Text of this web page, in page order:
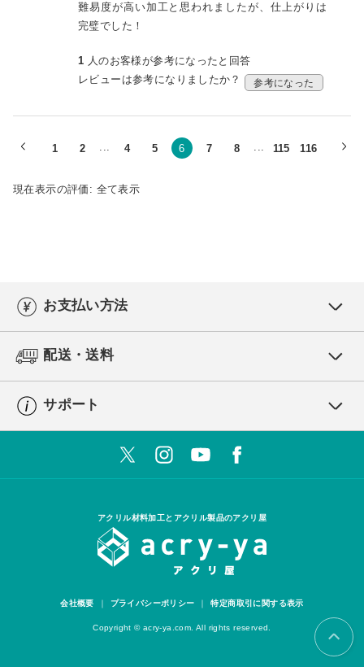
難易度が高い加工と思われましたが、仕上がりは
完璧でした！
1 人のお客様が参考になったと回答
レビューは参考になりましたか？
参考になった
1 2 ... 4 5 6 7 8 ... 115 116
現在表示の評価: 全て表示
お支払い方法
配送・送料
サポート
アクリル材料加工とアクリル製品のアクリ屋
会社概要 プライバシーポリシー 特定商取引に関する表示
Copyright © acry-ya.com. All rights reserved.